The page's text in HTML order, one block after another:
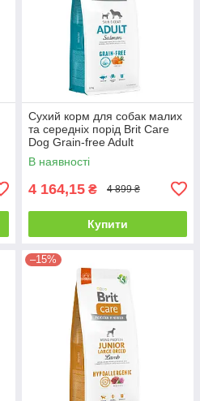
Сухий корм для собак малих
та середніх порід Brit Care
Dog Grain-free Adult
беззерновий - 12 кг
В наявності
4 164,15 ₴ 4 899 ₴
Купити
–15%